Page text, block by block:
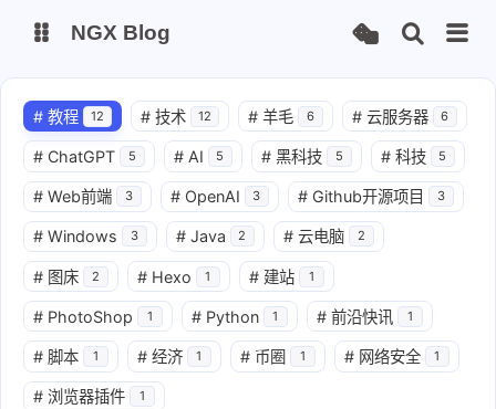
Status Qexo
备用链接 Code-Server
NGX Blog
# 教程 12 # 技术 12 # 羊毛 6 # 云服务器 6
# ChatGPT 5 # AI 5 # 黑科技 5 # 科技 5
# Web前端 3 # OpenAI 3 # Github开源项目 3
# Windows 3 # Java 2 # 云电脑 2
# 图床 2 # Hexo 1 # 建站 1
# PhotoShop 1 # Python 1 # 前沿快讯 1
# 脚本 1 # 经济 1 # 币圈 1 # 网络安全 1
# 浏览器插件 1